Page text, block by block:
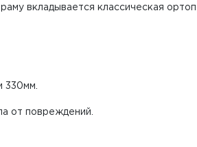
вкладывается классическая
330мм.
от повреждений.